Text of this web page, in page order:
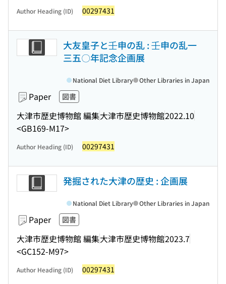
Author Heading (ID) 00297431
大友皇子と壬申の乱 : 壬申の乱一
三五〇年記念企画展
Paper 図書
大津市歴史博物館 編集大津市歴史博物館2022.10
<GB169-M17>
National Diet Library Other Libraries in Japan
Author Heading (ID) 00297431
発掘された大津の歴史 : 企画展
Paper 図書
大津市歴史博物館 編集大津市歴史博物館2023.7
<GC152-M97>
National Diet Library Other Libraries in Japan
Author Heading (ID) 00297431